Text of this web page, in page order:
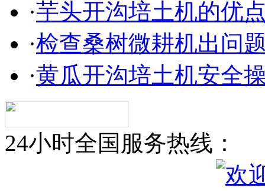
·芋头开沟培土机的优
·检查桑树微耕机出问
·黄瓜开沟培土机安全
24小时全国服务热线：